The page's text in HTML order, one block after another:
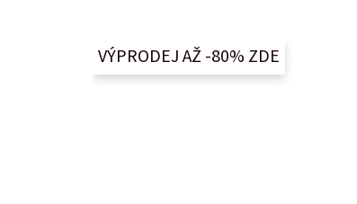
VÝPRODEJ AŽ -80% ZDE